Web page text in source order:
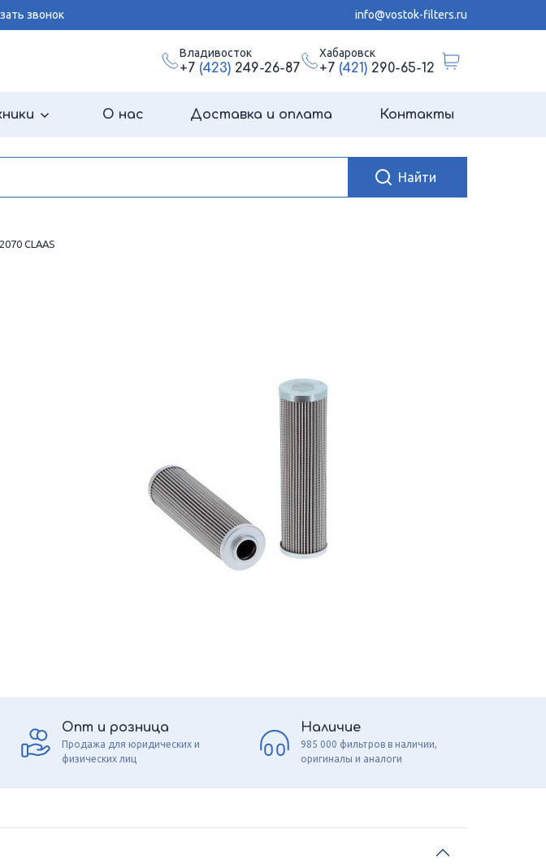
звонок info@vostok-filters.ru
Владивосток
+7 (423)249-26-87
Хабаровск
+7 (421)290-65-12
О нас Доставка и оплата Контакты
CLAAS
Опт и розница
Продажа для юридических и
физических лиц
Наличие
985 000 фильтров в наличии,
оригиналы и аналоги